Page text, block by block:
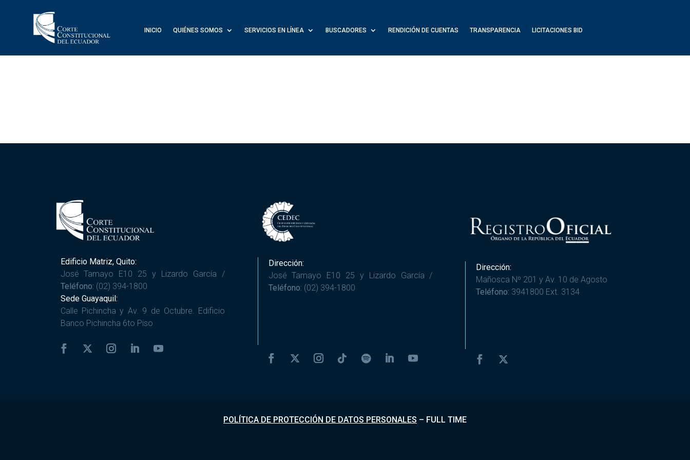
INICIO QUIÉNES SOMOS SERVICIOS EN LÍNEA BUSCADORES RENDICIÓN DE CUENTAS TRANSPARENCIA LICITACIONES BID
Edificio Matriz, Quito:
José Tamayo E10 25 y Lizardo García /
Teléfono: (02) 394-1800
Sede Guayaquil:
Calle Pichincha y Av. 9 de Octubre. Edificio
Banco Pichincha 6to Piso
Dirección:
José Tamayo E10 25 y Lizardo García /
Teléfono: (02) 394-1800
Dirección:
Mañosca Nº 201 y Av. 10 de Agosto
Teléfono: 3941800 Ext. 3134
POLÍTICA DE PROTECCIÓN DE DATOS PERSONALES – FULL TIME